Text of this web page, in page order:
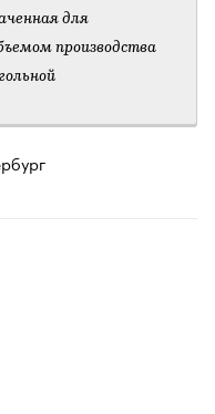
для
производства